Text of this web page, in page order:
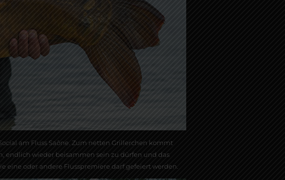
am Fluss Saône. Zum netten Grillerchen kommt
endlich wieder beisammen sein zu dürfen und das
eine oder andere Flusspremiere darf gefeiert werden.